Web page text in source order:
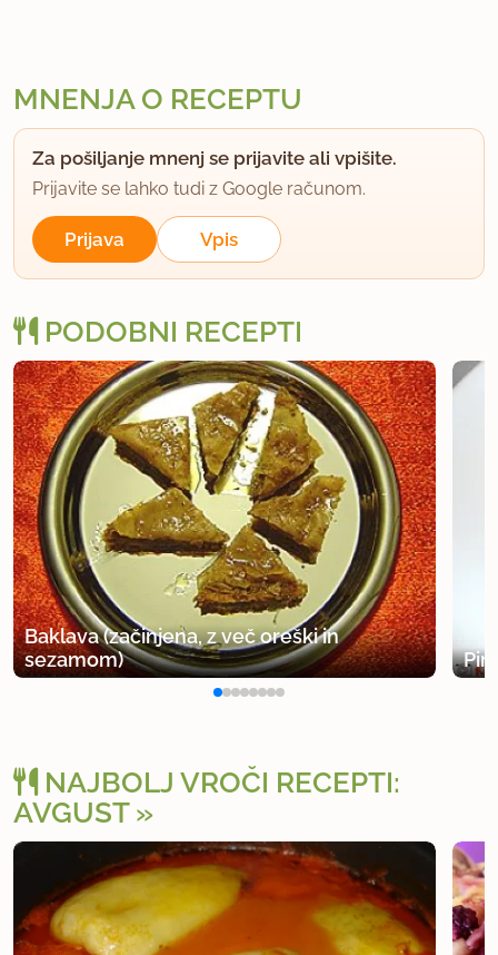
MNENJA O RECEPTU
Za pošiljanje mnenj se prijavite ali vpišite.
Prijavite se lahko tudi z Google računom.
Prijava Vpis
PODOBNI RECEPTI
Baklava (začinjena, z več oreški in
sezamom)
NAJBOLJ VROČI RECEPTI:
AVGUST